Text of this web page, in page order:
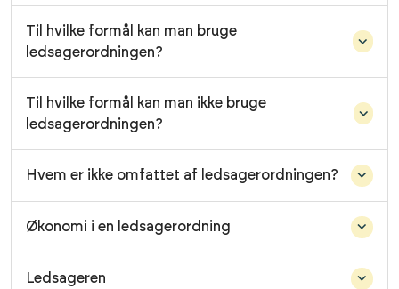
Til hvilke formål kan man bruge
ledsagerordningen?
Til hvilke formål kan man ikke bruge
ledsagerordningen?
Hvem er ikke omfattet af ledsagerordningen?
Økonomi i en ledsagerordning
Ledsageren